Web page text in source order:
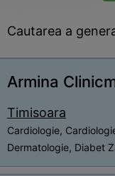
Cautarea a
Armina
Timisoara
Cardiologie,
Dermatologie, Diabet